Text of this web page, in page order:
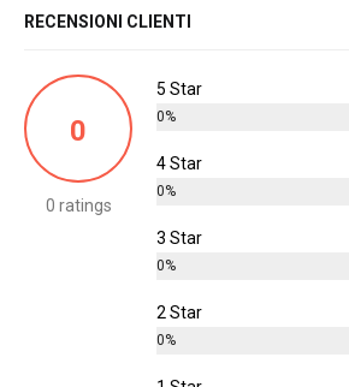
RECENSIONI CLIENTI
0
0 ratings
5 Star
0%
4 Star
0%
3 Star
0%
2 Star
0%